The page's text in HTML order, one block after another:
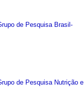
de Pesquisa Brasil-
de Pesquisa Nutrição e